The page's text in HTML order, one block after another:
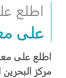
اطلع
على
اطلع على
مركز